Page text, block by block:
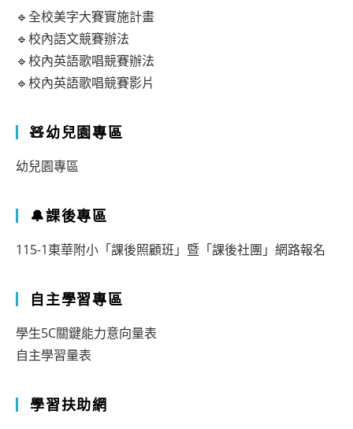
的
『理
解、
持
好』
習
習
資
優
學
生
定
計
🔹全校美字大賽實施計畫
🔹校內語文競賽辦法
🔹校內英語歌唱競賽辦法
🔹校內英語歌唱競賽影片
🧸幼兒園專區
幼兒園專區
🔔課後專區
115-1東華附小「課後照顧班」暨「課後社團」網路報名
自主學習專區
學生5C關鍵能力意向量表
自主學習量表
學習扶助網